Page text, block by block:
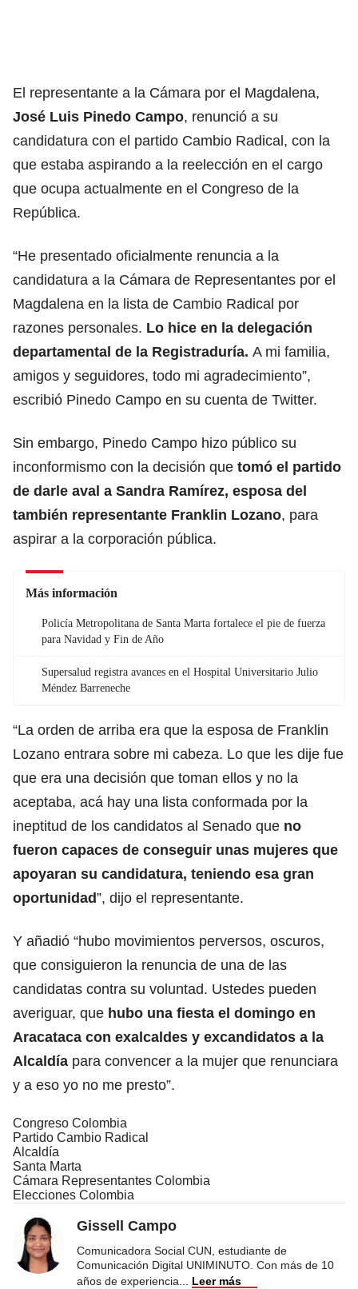
El representante a la Cámara por el Magdalena,
José Luis Pinedo Campo, renunció a su
candidatura con el partido Cambio Radical, con la
que estaba aspirando a la reelección en el cargo
que ocupa actualmente en el Congreso de la
República.
“He presentado oficialmente renuncia a la
candidatura a la Cámara de Representantes por el
Magdalena en la lista de Cambio Radical por
razones personales. Lo hice en la delegación
departamental de la Registraduría. A mi familia,
amigos y seguidores, todo mi agradecimiento”,
escribió Pinedo Campo en su cuenta de Twitter.
Sin embargo, Pinedo Campo hizo público su
inconformismo con la decisión que tomó el partido
de darle aval a Sandra Ramírez, esposa del
también representante Franklin Lozano, para
aspirar a la corporación pública.
Más información
Policía Metropolitana de Santa Marta fortalece el pie de fuerza
para Navidad y Fin de Año
Supersalud registra avances en el Hospital Universitario Julio
Méndez Barreneche
“La orden de arriba era que la esposa de Franklin
Lozano entrara sobre mi cabeza. Lo que les dije fue
que era una decisión que toman ellos y no la
aceptaba, acá hay una lista conformada por la
ineptitud de los candidatos al Senado que no
fueron capaces de conseguir unas mujeres que
apoyaran su candidatura, teniendo esa gran
oportunidad”, dijo el representante.
Y añadió “hubo movimientos perversos, oscuros,
que consiguieron la renuncia de una de las
candidatas contra su voluntad. Ustedes pueden
averiguar, que hubo una fiesta el domingo en
Aracataca con exalcaldes y excandidatos a la
Alcaldía para convencer a la mujer que renunciara
y a eso yo no me presto”.
Congreso Colombia
Partido Cambio Radical
Alcaldía
Santa Marta
Cámara Representantes Colombia
Elecciones Colombia
Gissell Campo
Comunicadora Social CUN, estudiante de
Comunicación Digital UNIMINUTO. Con más de 10
años de experiencia
Leer más